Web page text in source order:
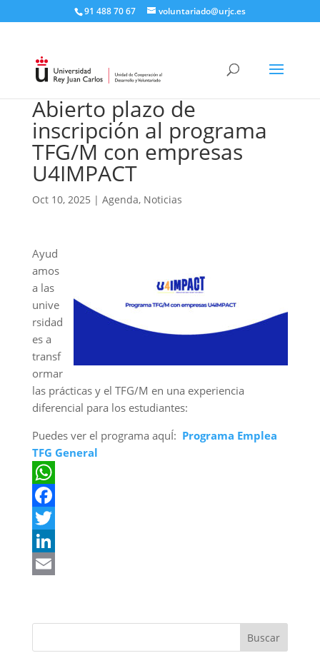
91 488 70 67 voluntariado@urjc.es
Abierto plazo de
inscripción al programa
TFG/M con empresas
U4IMPACT
Oct 10, 2025 | Agenda, Noticias
Ayud
amos
a las
unive
rsidad
es a
transf
ormar
las prácticas y el TFG/M en una experiencia
diferencial para los estudiantes:
Puedes ver el programa aquÍ: Programa Emplea
TFG General
W
h
a
p
F
a
c
o
T
w
e
L
e
i